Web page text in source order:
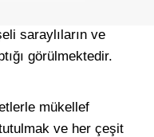
saraylıların ve
görülmektedir.
mükellef
ve her çeşit